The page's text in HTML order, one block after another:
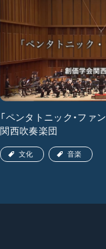
「ペンタトニック・ファ
関西吹奏楽団
文化 音楽